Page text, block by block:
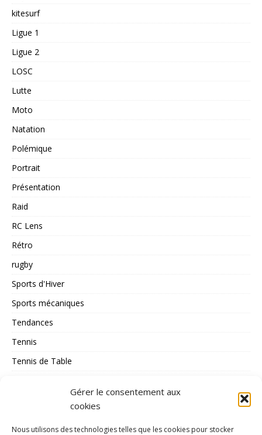
Gérer le consentement aux
cookies
Nous utilisons des technologies telles que les cookies pour stocker
kitesurf
Ligue 1
Ligue 2
LOSC
Lutte
Moto
Natation
Polémique
Portrait
Présentation
Raid
RC Lens
Rétro
rugby
Sports d'Hiver
Sports mécaniques
Tendances
Tennis
Tennis de Table